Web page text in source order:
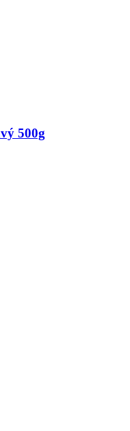
500g